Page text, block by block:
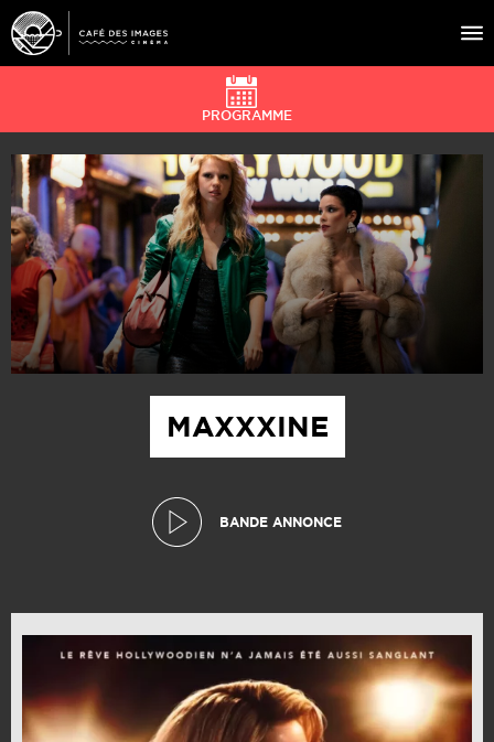
À L’AFFICHE
ÉVÉNEMENTS
CAFÉ DU CINÉ
PRATIQUE
ÉDUCATION AUX IMAGES
MAXXXINE
BANDE ANNONCE
PROGRAMME